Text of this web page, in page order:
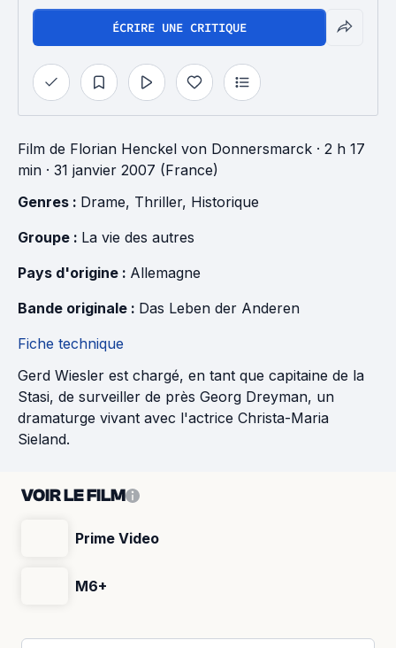
ÉCRIRE UNE CRITIQUE
Film de Florian Henckel von Donnersmarck · 2 h 17
min · 31 janvier 2007 (France)
Genres : Drame, Thriller, Historique
Groupe : La vie des autres
Pays d'origine : Allemagne
Bande originale : Das Leben der Anderen
Fiche technique
Gerd Wiesler est chargé, en tant que capitaine de la
Stasi, de surveiller de près Georg Dreyman, un
dramaturge vivant avec l'actrice Christa-Maria
Sieland.
VOIR LE FILM
Prime Video
M6+